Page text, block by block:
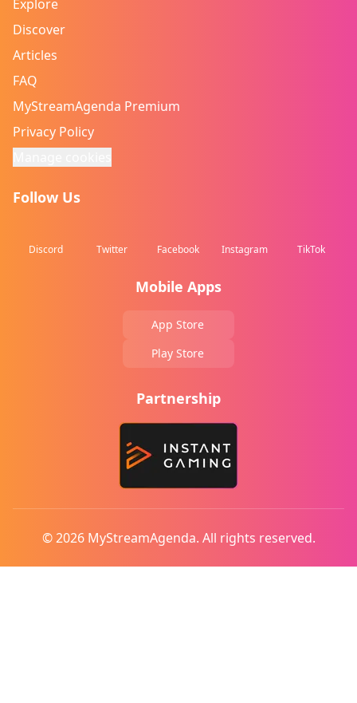
Explore
Discover
Articles
FAQ
MyStreamAgenda Premium
Privacy Policy
Follow Us
Discord Twitter Facebook Instagram TikTok
Mobile Apps
App Store
Play Store
Partnership
© 2026 MyStreamAgenda. All rights reserved.